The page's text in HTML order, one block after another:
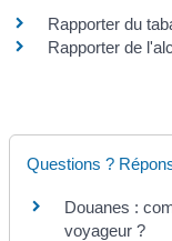
Rapporter du
Rapporter de
Questions ?
Douanes :
voyageur ?